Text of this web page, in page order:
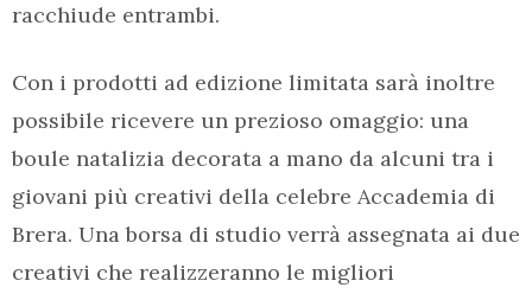
racchiude entrambi.
Con i prodotti ad edizione limitata sarà inoltre
possibile ricevere un prezioso omaggio: una
boule natalizia decorata a mano da alcuni tra i
giovani più creativi della celebre Accademia di
Brera. Una borsa di studio verrà assegnata ai due
creativi che realizzeranno le migliori